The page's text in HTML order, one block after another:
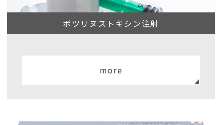
ボツリヌストキシン注射
more